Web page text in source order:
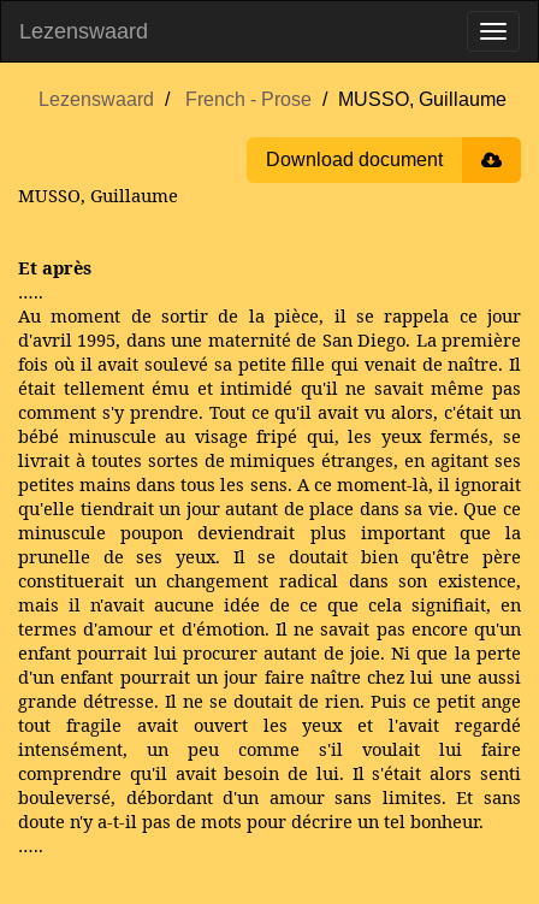
Lezenswaard
Lezenswaard French - Prose MUSSO, Guillaume
Download document
MUSSO, Guillaume
Et après
…..
Au moment de sortir de la pièce, il se rappela ce jour
d'avril 1995, dans une maternité de San Diego. La première
fois où il avait soulevé sa petite fille qui venait de naître. Il
était tellement ému et intimidé qu'il ne savait même pas
comment s'y prendre. Tout ce qu'il avait vu alors, c'était un
bébé minuscule au visage fripé qui, les yeux fermés, se
livrait à toutes sortes de mimiques étranges, en agitant ses
petites mains dans tous les sens. A ce moment-là, il ignorait
qu'elle tiendrait un jour autant de place dans sa vie. Que ce
minuscule poupon deviendrait plus important que la
prunelle de ses yeux. Il se doutait bien qu'être père
constituerait un changement radical dans son existence,
mais il n'avait aucune idée de ce que cela signifiait, en
termes d'amour et d'émotion. Il ne savait pas encore qu'un
enfant pourrait lui procurer autant de joie. Ni que la perte
d'un enfant pourrait un jour faire naître chez lui une aussi
grande détresse. Il ne se doutait de rien. Puis ce petit ange
tout fragile avait ouvert les yeux et l'avait regardé
intensément, un peu comme s'il voulait lui faire
comprendre qu'il avait besoin de lui. Il s'était alors senti
bouleversé, débordant d'un amour sans limites. Et sans
doute n'y a-t-il pas de mots pour décrire un tel bonheur.
…..